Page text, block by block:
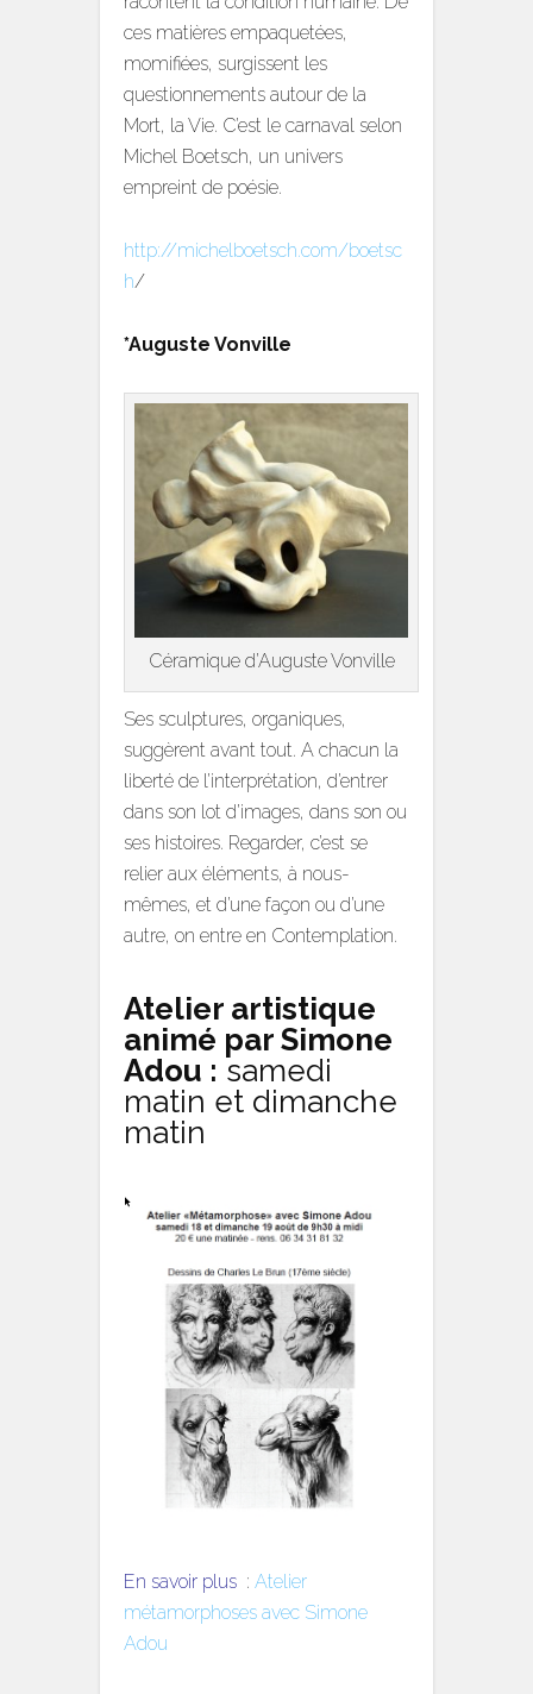
ces matières empaquetées,
momifiées, surgissent les
questionnements autour de la
Mort, la Vie. C’est le carnaval selon
Michel Boetsch, un univers
empreint de poésie.
http://michelboetsch.com/boetsc
h/
*Auguste Vonville
Céramique d’Auguste Vonville
Ses sculptures, organiques,
suggèrent avant tout. A chacun la
liberté de l’interprétation, d’entrer
dans son lot d’images, dans son ou
ses histoires. Regarder, c’est se
relier aux éléments, à nous-
mêmes, et d’une façon ou d’une
autre, on entre en Contemplation.
Atelier artistique
animé par Simone
Adou : samedi
matin et dimanche
matin
En savoir plus : Atelier
métamorphoses avec Simone
Adou